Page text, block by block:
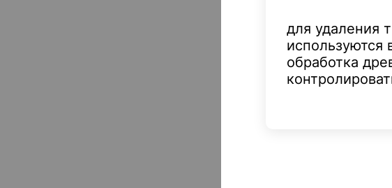
для удаления
используются
обработка